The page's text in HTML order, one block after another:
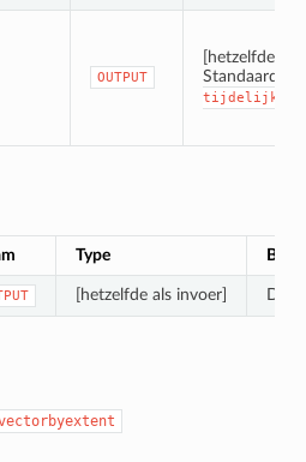
OUTPUT
[hetzelfde
Standaard:
tijdelijk
Type
[hetzelfde als invoer] De